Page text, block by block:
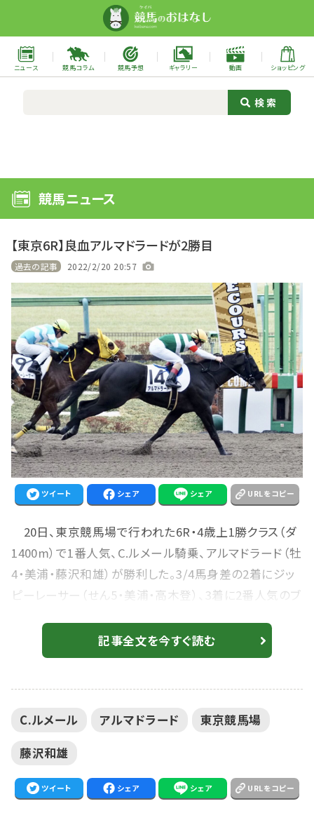
ニュース 競馬コラム 競馬予想 ギャラリー 動画 ショッピング
競馬ニュース
【東京6R】良血アルマドラードが2勝目
過去の記事 2022/2/20 20:57
ツイート シェア シェア URLをコピー
20日、東京競馬場で行われた6R・4歳上1勝クラス（ダ
1400m）で1番人気、C.ルメール騎乗、アルマドラード（牡
4・美浦・藤沢和雄）が勝利した。3/4馬身差の2着にジッ
ピーレーサー（せん5・美浦・高木登）、3着に2番人気のブ
イムは1:23.6（重）。 【東京5R】ラスールが断然の人気に
応える レイデオロ全弟 単勝1.5倍、ルメール騎乗のア
にも余力十...
記事全文を今すぐ読む
C.ルメール アルマドラード
東京競馬場
藤沢和雄
ツイート シェア シェア URLをコピー